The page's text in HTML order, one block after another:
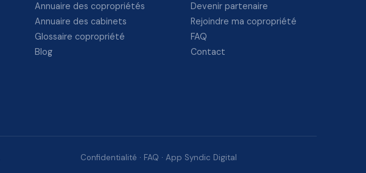
Annuaire des copropriétés
Annuaire des cabinets
Glossaire copropriété
Blog
Devenir partenaire
Rejoindre ma copropriété
FAQ
Contact
Confidentialité · FAQ · App Syndic Digital